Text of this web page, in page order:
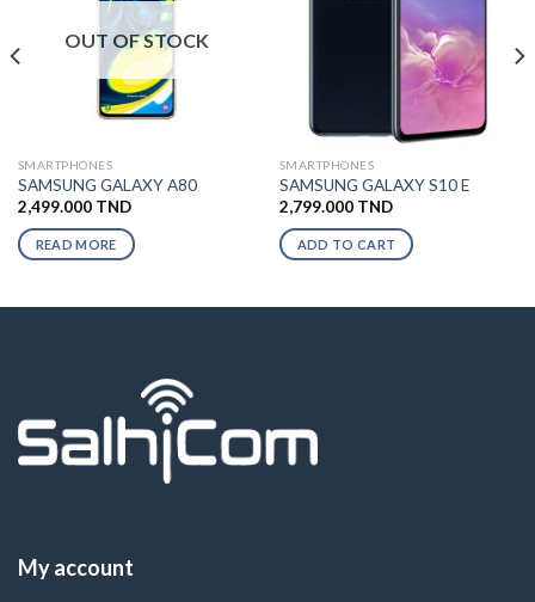
OUT OF STOCK
SMARTPHONES
SAMSUNG GALAXY A80
2,499.000 TND
READ MORE
SMARTPHONES
SAMSUNG GALAXY S10 E
2,799.000 TND
ADD TO CART
My account